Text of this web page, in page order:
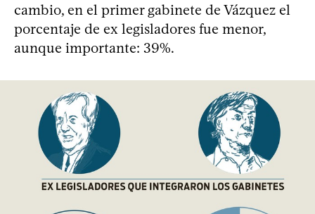
cambio, en el primer gabinete de Vázquez el
porcentaje de ex legisladores fue menor,
aunque importante: 39%.